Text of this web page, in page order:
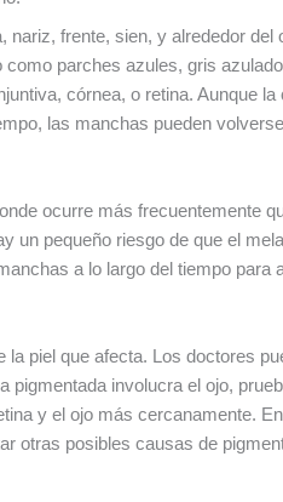
frente, sien, y alrededor
parches azules, gris
córnea, o retina. Aunque
las manchas pueden
ocurre más frecuentemente
un pequeño riesgo de que el
a lo largo del tiempo para
piel que afecta. Los doctores
pigmentada involucra el ojo,
y el ojo más cercanamente.
otras posibles causas de